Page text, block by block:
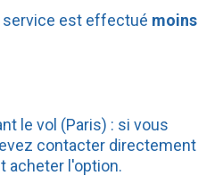
service est effectué moins
le vol (Paris) : si vous
contacter directement
acheter l'option.